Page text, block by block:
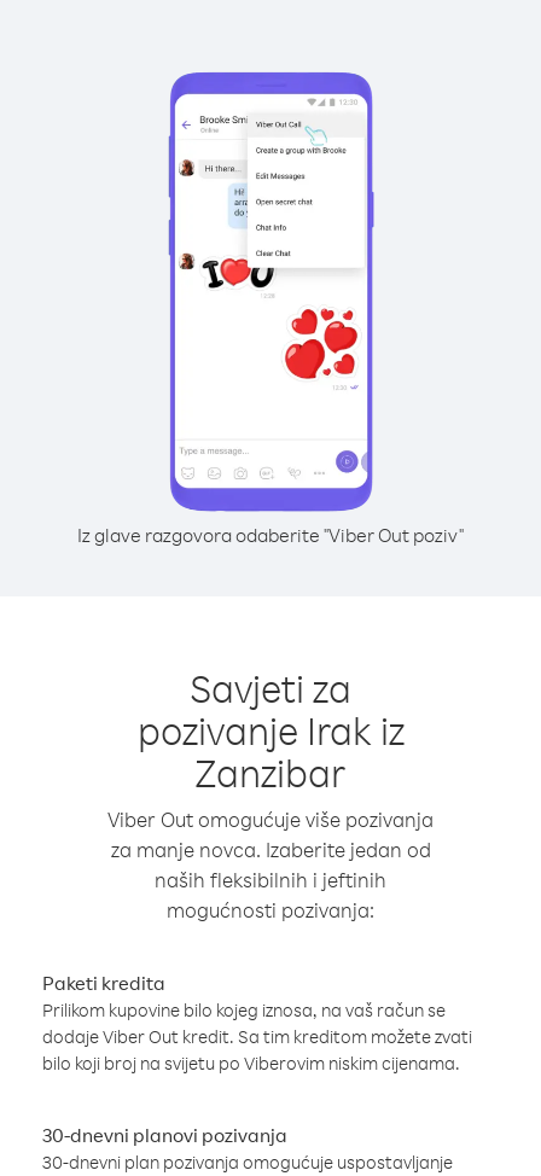
Iz glave razgovora odaberite "Viber Out poziv"
Savjeti za
pozivanje Irak iz
Zanzibar
Viber Out omogućuje više pozivanja
za manje novca. Izaberite jedan od
naših fleksibilnih i jeftinih
mogućnosti pozivanja:
Paketi kredita
Prilikom kupovine bilo kojeg iznosa, na vaš račun se
dodaje Viber Out kredit. Sa tim kreditom možete zvati
bilo koji broj na svijetu po Viberovim niskim cijenama.
30-dnevni planovi pozivanja
30-dnevni plan pozivanja omogućuje uspostavljanje